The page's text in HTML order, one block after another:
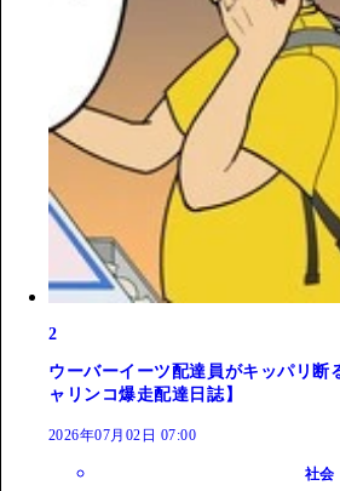
2
ウーバーイーツ配達員がキッパリ断
ャリンコ爆走配達日誌】
2026年07月02日 07:00
社会